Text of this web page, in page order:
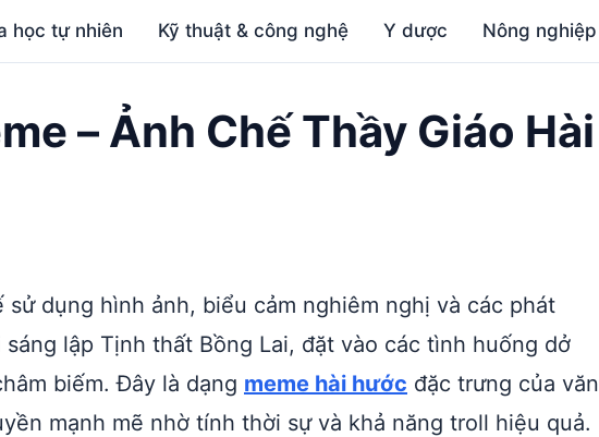
học tự nhiên Kỹ thuật & công nghệ Y dược Nông nghiệp
– Ảnh Chế Thầy Giáo Hài
sử dụng hình ảnh, biểu cảm nghiêm nghị và các phát
lập Tịnh thất Bồng Lai, đặt vào các tình huống dở
biếm. Đây là dạng meme hài hước đặc trưng của văn
mạnh mẽ nhờ tính thời sự và khả năng troll hiệu quả.